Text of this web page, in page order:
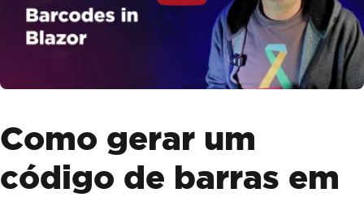
Como gerar um
código de barras em